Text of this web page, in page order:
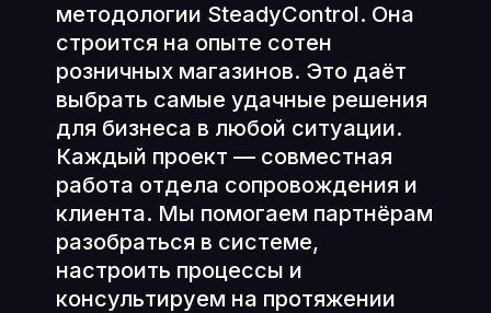
методологии SteadyControl. Она
строится на опыте сотен
розничных магазинов. Это даёт
выбрать самые удачные решения
для бизнеса в любой ситуации.
Каждый проект — совместная
работа отдела сопровождения и
клиента. Мы помогаем партнёрам
разобраться в системе,
настроить процессы и
консультируем на протяжении